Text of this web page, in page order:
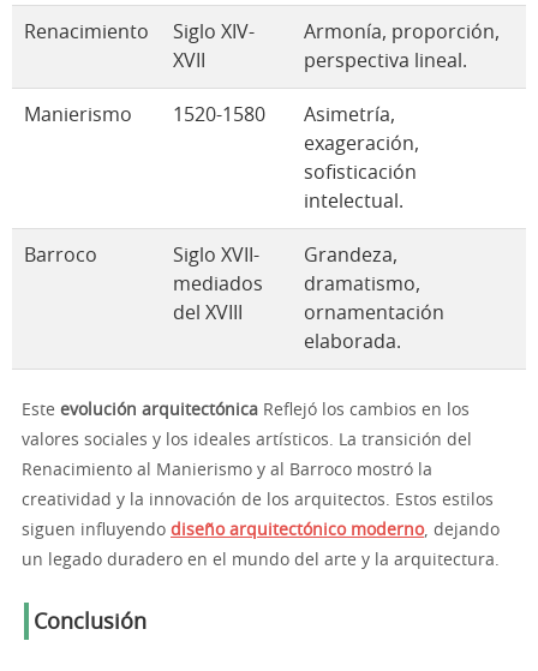
Renacimiento
Siglo XIV-
XVII
Armonía, proporción,
perspectiva lineal.
Manierismo 1520-1580
Asimetría,
exageración,
sofisticación
intelectual.
Barroco
Siglo XVII-
mediados
del XVIII
Grandeza,
dramatismo,
ornamentación
elaborada.
Este evolución arquitectónica Reflejó los cambios en los
valores sociales y los ideales artísticos. La transición del
Renacimiento al Manierismo y al Barroco mostró la
creatividad y la innovación de los arquitectos. Estos estilos
siguen influyendo diseño arquitectónico moderno, dejando
un legado duradero en el mundo del arte y la arquitectura.
Conclusión